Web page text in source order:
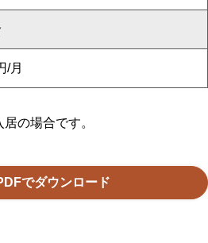
/月
の場合です。
でダウンロード